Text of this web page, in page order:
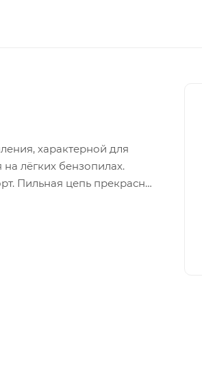
характерной для
лёгких бензопилах.
Пильная цепь прекрасно